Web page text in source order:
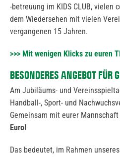
-betreuung im KIDS CLUB, vielen
dem Wiedersehen mit vielen
vergangenen 15 Jahren.
>>> Mit wenigen Klicks zu euren
BESONDERES ANGEBOT FÜR
Am Jubiläums- und
Handball-, Sport- und
Gemeinsam mit eurer
Euro!
Das bedeutet, im Rahmen unseres